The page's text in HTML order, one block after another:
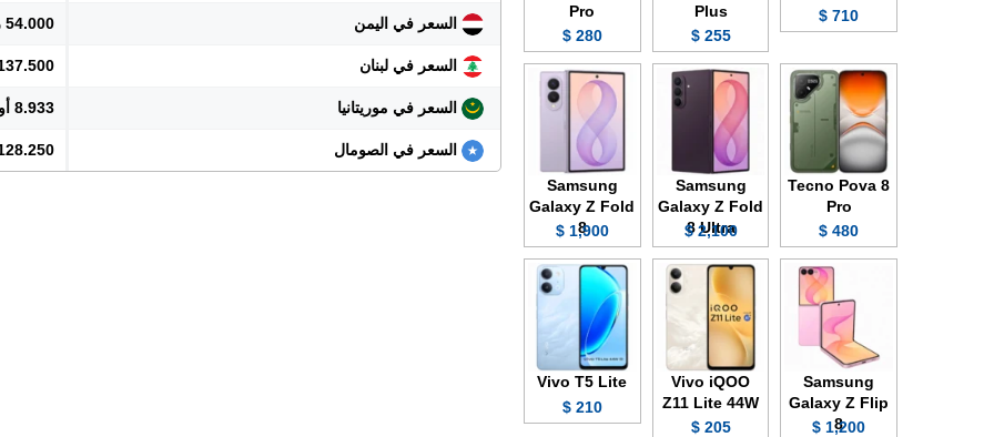
السعر في اليمن 54.000 ريال
السعر في لبنان
السعر في موريتانيا 8.933 أوقية
السعر في الصومال 128.250
710 $
Plus
255 $
Pro
280 $
Tecno Pova 8
Pro
480 $
Samsung
Galaxy Z Fold
8 Ultra
2,100 $
Samsung
Galaxy Z Fold
8
1,900 $
Samsung
Galaxy Z Flip
8
1,200 $
Vivo iQOO
Z11 Lite 44W
205 $
Vivo T5 Lite
210 $